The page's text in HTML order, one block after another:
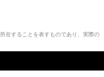
在することを表すものであり、実際の